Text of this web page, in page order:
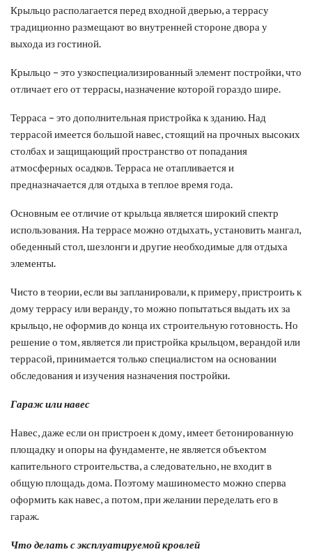
Крыльцо располагается перед входной дверью, а террасу
традиционно размещают во внутренней стороне двора у
выхода из гостиной.
Крыльцо – это узкоспециализированный элемент постройки, что
отличает его от террасы, назначение которой гораздо шире.
Терраса – это дополнительная пристройка к зданию. Над
террасой имеется большой навес, стоящий на прочных высоких
столбах и защищающий пространство от попадания
атмосферных осадков. Терраса не отапливается и
предназначается для отдыха в теплое время года.
Основным ее отличие от крыльца является широкий спектр
использования. На террасе можно отдыхать, установить мангал,
обеденный стол, шезлонги и другие необходимые для отдыха
элементы.
Чисто в теории, если вы запланировали, к примеру, пристроить к
дому террасу или веранду, то можно попытаться выдать их за
крыльцо, не оформив до конца их строительную готовность. Но
решение о том, является ли пристройка крыльцом, верандой или
террасой, принимается только специалистом на основании
обследования и изучения назначения постройки.
Гараж или навес
Навес, даже если он пристроен к дому, имеет бетонированную
площадку и опоры на фундаменте, не является объектом
капительного строительства, а следовательно, не входит в
общую площадь дома. Поэтому машиноместо можно сперва
оформить как навес, а потом, при желании переделать его в
гараж.
Что делать с эксплуатируемой кровлей